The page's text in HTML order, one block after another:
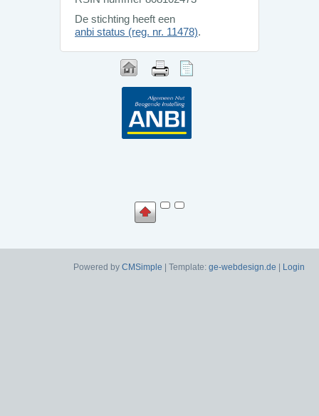
De stichting heeft een
anbi status (reg. nr. 11478).
Powered by CMSimple | Template: ge-webdesign.de Login